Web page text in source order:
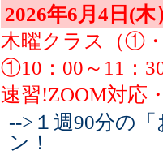
2026年6月4日(
木曜クラス（①
①10：00～11：
速習!ZOOM対応
-->１週90分の
ン！